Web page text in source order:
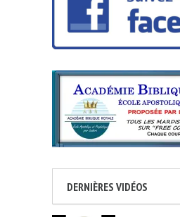
DERNIÈRES VIDÉOS